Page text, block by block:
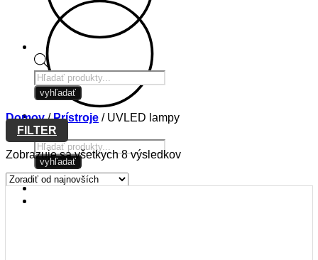
Products
search
vyhľadať
Products
search
vyhľadať
Domov / Prístroje /UVLED lampy
FILTER
Zobrazuje sa všetkych 8 výsledkovZoradené